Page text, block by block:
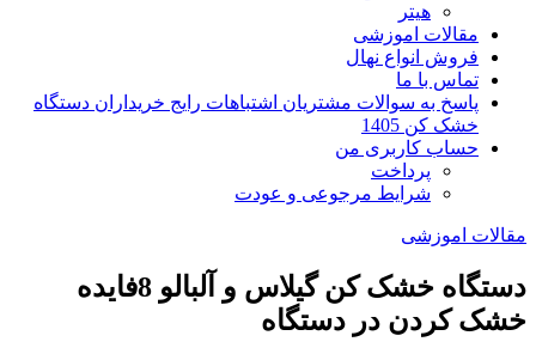
هیتر
مقالات اموزشی
فروش انواع نهال
تماس با ما
پاسخ به سوالات مشتریان اشتباهات رایج خریداران دستگاه
خشک کن 1405
حساب کاربری من
پرداخت
شرایط مرجوعی و عودت
مقالات اموزشی
دستگاه خشک کن گیلاس و آلبالو 8فایده
خشک کردن در دستگاه